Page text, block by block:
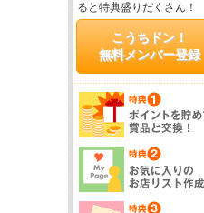
ると特典盛りだくさん！
こうちドン！
無料メンバー登録